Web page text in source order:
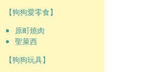
【狗狗愛零食】
原町燒肉
聖萊西
【狗狗玩具】